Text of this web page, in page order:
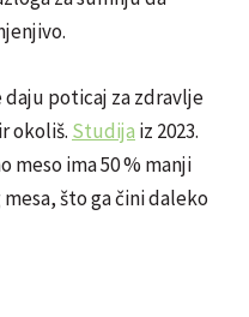
daju poticaj za zdravlje
okoliš. Studija iz 2023.
meso ima 50 % manji
što ga čini daleko